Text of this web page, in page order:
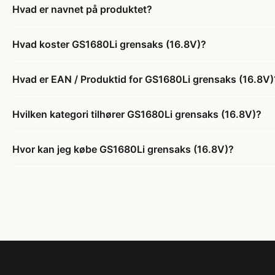
Hvad er navnet på produktet?
Hvad koster GS1680Li grensaks (16.8V)?
Hvad er EAN / Produktid for GS1680Li grensaks
Hvilken kategori tilhører GS1680Li grensaks (16.8V)?
Hvor kan jeg købe GS1680Li grensaks (16.8V)?